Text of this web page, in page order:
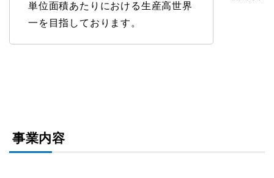
単位面積あたりにおける生産高世界
一を目指しております。
事業内容